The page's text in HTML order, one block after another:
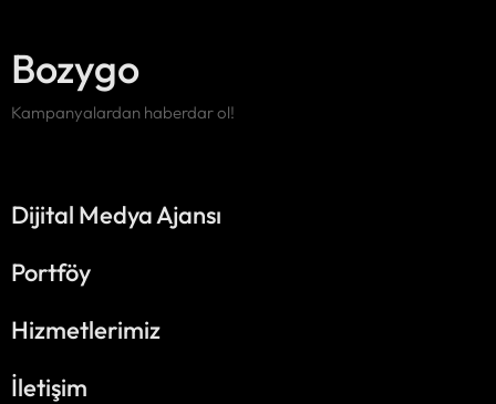
Bozygo
Kampanyalardan haberdar ol!
Dijital Medya Ajansı
Portföy
Hizmetlerimiz
İletişim